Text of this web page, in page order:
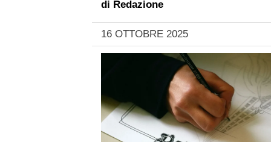
di Redazione
16 OTTOBRE 2025